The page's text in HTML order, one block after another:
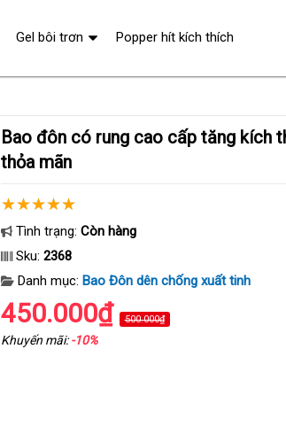
Bao đôn có rung cao cấp tăng kích thước làm chồng
thỏa mãn
Tình trạng: Còn hàng
Sku: 2368
Danh mục: Bao Đôn dên chống xuất tinh
450.000₫ 500.000₫
Khuyến mãi:-10%
Gel bôi trơn Popper hít kích thích